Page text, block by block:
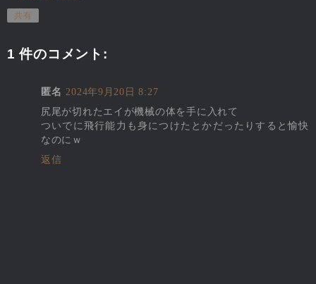
共有
1 件のコメント:
匿名 2024年9月20日 8:27
尻尾が切れたエイが機械の体を手に入れて
ついでに飛行能力も身につけたとかだったりすると愉快
なのにｗ
返信